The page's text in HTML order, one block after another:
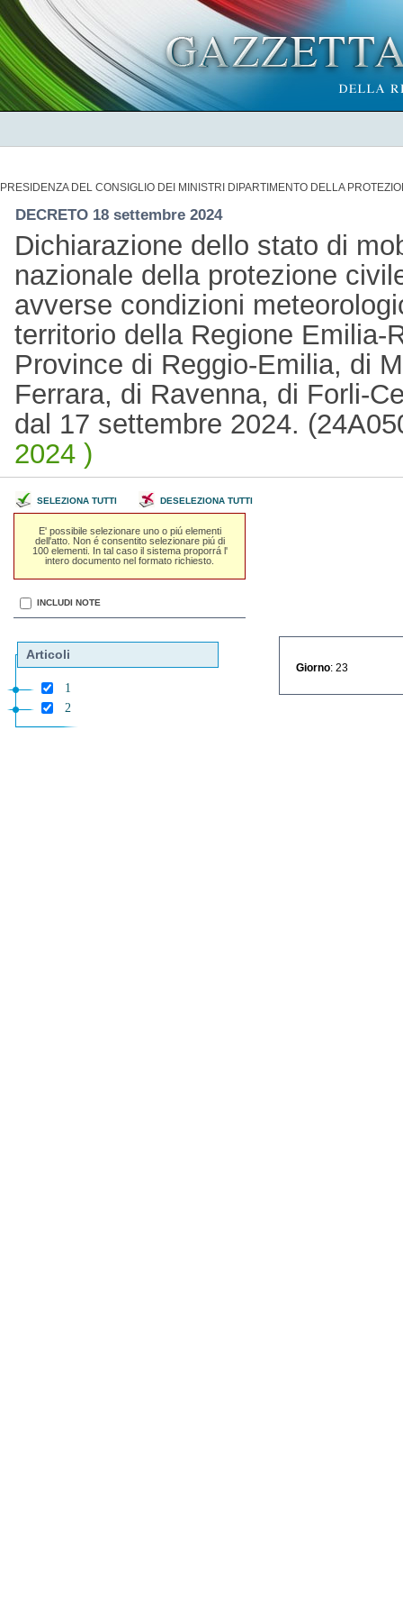
PRESIDENZA DEL CONSIGLIO DEI MINISTRI DIPARTIMENTO DELLA
DECRETO 18 settembre 2024
Dichiarazione dello stato di
nazionale della protezione
avverse condizioni
territorio della Regione Emilia-
Province di Reggio-Emilia, di
Ferrara, di Ravenna, di Forli-
dal 17 settembre 2024.
2024 )
SELEZIONA TUTTI DESELEZIONA TUTTI
E' possibile selezionare uno o piú elementi
dell'atto. Non é consentito selezionare piú di
100 elementi. In tal caso il sistema proporrá l'
intero documento nel formato richiesto.
INCLUDI NOTE
Articoli
1
2
Giorno : 23